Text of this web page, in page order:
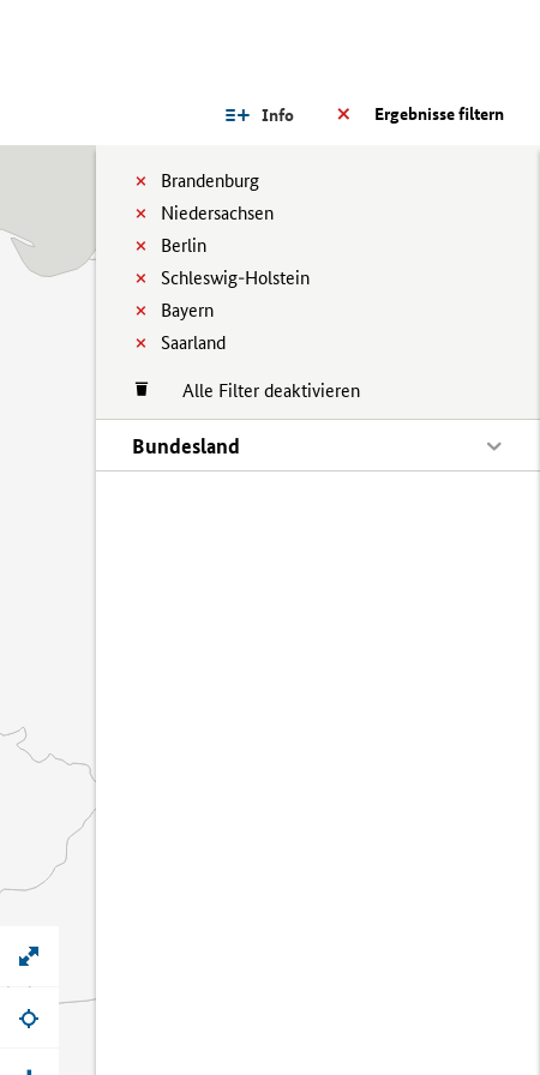
Ergebnisse filtern
Info
Brandenburg
Niedersachsen
Berlin
Schleswig-Holstein
Bayern
Saarland
Alle Filter deaktivieren
Bundesland